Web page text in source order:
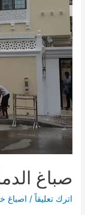
صباغ
اترك تعليقاً / اصباغ